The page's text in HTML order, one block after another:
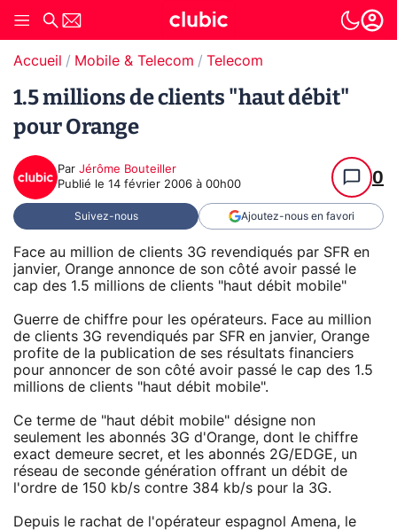
Accueil Mobile & Telecom Telecom
1.5 millions de clients "haut débit"
pour Orange
Par Jérôme Bouteiller
Publié le 14 février 2006 à 00h00 0
Suivez-nous Ajoutez-nous en favori
Face au million de clients 3G revendiqués par SFR en
janvier, Orange annonce de son côté avoir passé le
cap des 1.5 millions de clients "haut débit mobile"
Guerre de chiffre pour les opérateurs. Face au million
de clients 3G revendiqués par SFR en janvier, Orange
profite de la publication de ses résultats financiers
pour annoncer de son côté avoir passé le cap des 1.5
millions de clients "haut débit mobile".
Ce terme de "haut débit mobile" désigne non
seulement les abonnés 3G d'Orange, dont le chiffre
exact demeure secret, et les abonnés 2G/EDGE, un
réseau de seconde génération offrant un débit de
l'ordre de 150 kb/s contre 384 kb/s pour la 3G.
Depuis le rachat de l'opérateur espagnol Amena, le